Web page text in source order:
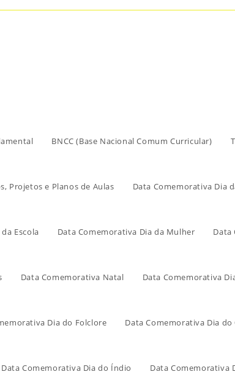
BNCC (Base Nacional Comum Curricular)
Projetos e Planos de Aulas Data Comemorativa Dia
Escola Data Comemorativa Dia da Mulher Data
Data Comemorativa Natal Data Comemorativa
Dia do Folclore Data Comemorativa Dia do
Data Comemorativa Dia do Índio Data Comemorativa